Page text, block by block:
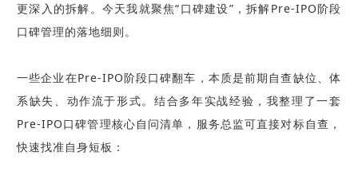
更深入的拆解。今天我就聚焦“口碑建设”，拆解Pre-IPO阶段
口碑管理的落地细则。
一些企业在Pre-IPO阶段口碑翻车，本质是前期自查缺位、体
系缺失、动作流于形式。结合多年实战经验，我整理了一套
Pre-IPO口碑管理核心自问清单，服务总监可直接对标自查，
快速找准自身短板：